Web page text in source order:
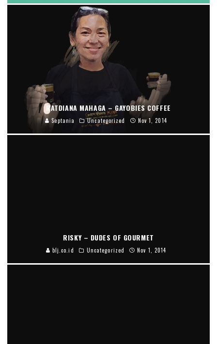
RATDIANA MAHAGA – GAYOBIES COFFEE
Septania Uncategorized Nov 1, 2014
RISKY – DUDES OF GOURMET
blj.co.id Uncategorized Nov 1, 2014